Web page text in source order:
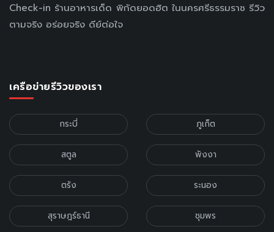
Check-in ร้านอาหารเด็ด พิกัดยอดฮิต ในนครศรีธรรมราช รีวิว
ตามจริง อร่อยจริง ดีย์ต่อใจ
เครือข่ายรีวิวของเรา
กระบี่ ภูเก็ต
สตูล พังงา
ตรัง ระนอง
สุราษฎร์ธานี ชุมพร